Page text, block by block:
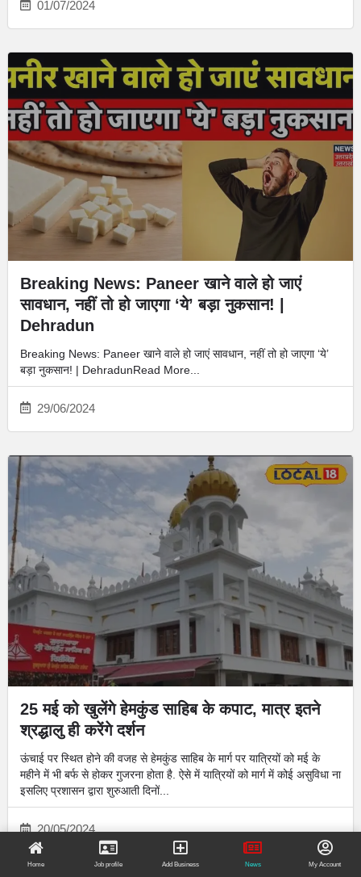
01/07/2024
Breaking News: Paneer खाने वाले हो जाएं
सावधान, नहीं तो हो जाएगा ‘ये’ बड़ा नुकसान! |
Dehradun
29/06/2024
Breaking News: Paneer खाने वाले हो जाएं सावधान, नहीं तो हो जाएगा ‘ये’
बड़ा नुकसान! | DehradunRead More...
25 मई को खुलेंगे हेमकुंड साहिब के कपाट, मात्र इतने
श्रद्धालु ही करेंगे दर्शन
20/05/2024
ऊंचाई पर स्थित होने की वजह से हेमकुंड साहिब के मार्ग पर यात्रियों को मई के
महीने में भी बर्फ से होकर गुजरना होता है. ऐसे में यात्रियों को मार्ग में कोई असुविधा ना
इसलिए प्रशासन द्वारा शुरुआती दिनों...
Home Job profile Add Business News My Account